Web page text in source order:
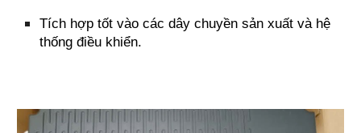
Tích hợp tốt vào các dây chuyền sản xuất và hệ
thống điều khiển.